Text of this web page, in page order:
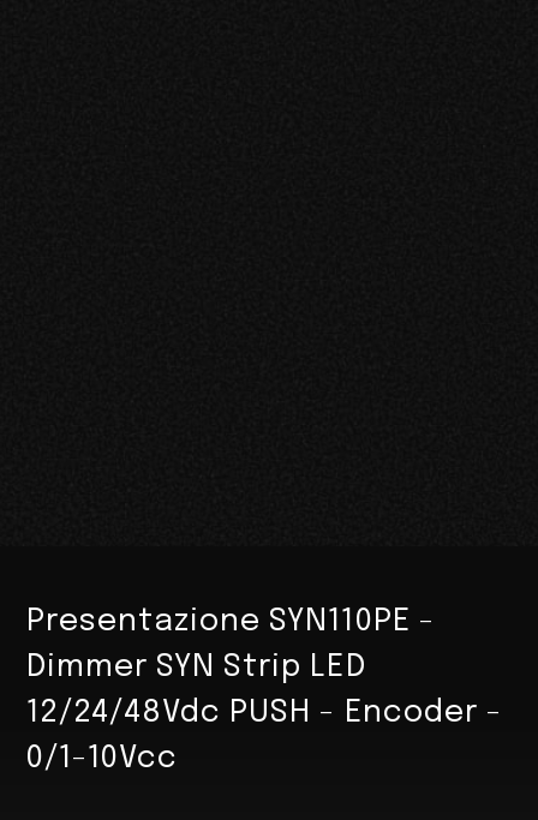
Presentazione SYN110PE -
Dimmer SYN Strip LED
12/24/48Vdc PUSH - Encoder -
0/1-10Vcc